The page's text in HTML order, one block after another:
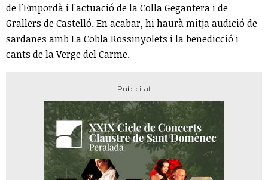
de l'Empordà i l'actuació de la Colla Gegantera i de
Grallers de Castelló. En acabar, hi haurà mitja audició de
sardanes amb La Cobla Rossinyolets i la benedicció i
cants de la Verge del Carme.